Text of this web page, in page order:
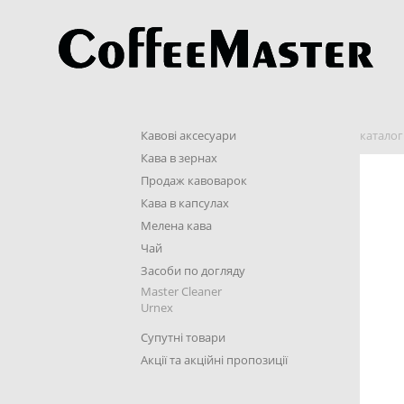
Кавові аксесуари
Кава в зернах
Продаж кавоварок
Кава в капсулах
Мелена кава
Чай
Засоби по догляду
Master Cleaner
Urnex
Супутні товари
Акції та акційні пропозиції